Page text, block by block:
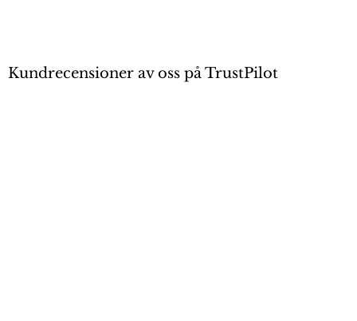
Kundrecensioner av oss på TrustPilot